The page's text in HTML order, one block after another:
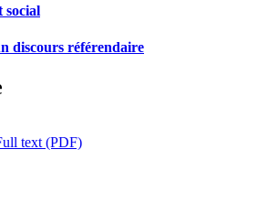
social
discours référendaire
text (PDF)